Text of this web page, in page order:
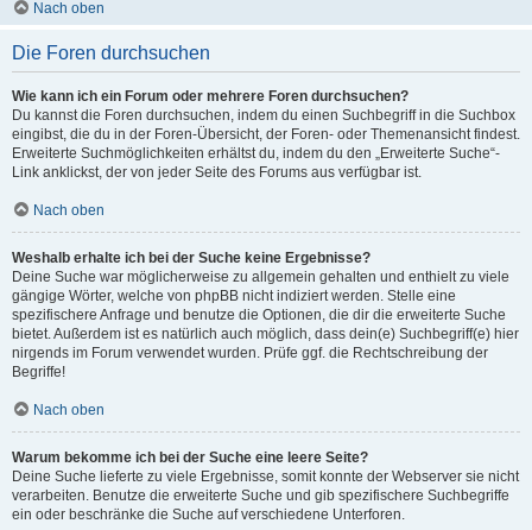
Nach oben
Die Foren durchsuchen
Wie kann ich ein Forum oder mehrere Foren durchsuchen?
Du kannst die Foren durchsuchen, indem du einen Suchbegriff in die Suchbox
eingibst, die du in der Foren-Übersicht, der Foren- oder Themenansicht findest.
Erweiterte Suchmöglichkeiten erhältst du, indem du den „Erweiterte Suche“-
Link anklickst, der von jeder Seite des Forums aus verfügbar ist.
Nach oben
Weshalb erhalte ich bei der Suche keine Ergebnisse?
Deine Suche war möglicherweise zu allgemein gehalten und enthielt zu viele
gängige Wörter, welche von phpBB nicht indiziert werden. Stelle eine
spezifischere Anfrage und benutze die Optionen, die dir die erweiterte Suche
bietet. Außerdem ist es natürlich auch möglich, dass dein(e) Suchbegriff(e) hier
nirgends im Forum verwendet wurden. Prüfe ggf. die Rechtschreibung der
Begriffe!
Nach oben
Warum bekomme ich bei der Suche eine leere Seite?
Deine Suche lieferte zu viele Ergebnisse, somit konnte der Webserver sie nicht
verarbeiten. Benutze die erweiterte Suche und gib spezifischere Suchbegriffe
ein oder beschränke die Suche auf verschiedene Unterforen.